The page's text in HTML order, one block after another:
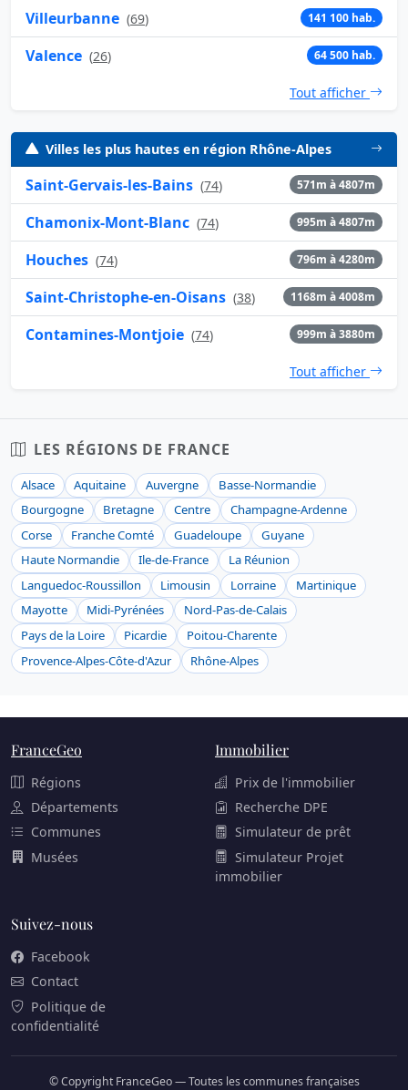
Villeurbanne (69) 141 100 hab.
Valence (26) 64 500 hab.
Tout afficher
Villes les plus hautes en région Rhône-Alpes
Saint-Gervais-les-Bains (74) 571m à 4807m
Chamonix-Mont-Blanc (74) 995m à 4807m
Houches (74) 796m à 4280m
Saint-Christophe-en-Oisans (38) 1168m à 4008m
Contamines-Montjoie (74) 999m à 3880m
Tout afficher
LES RÉGIONS DE FRANCE
Alsace Aquitaine Auvergne
Basse-Normandie
Bourgogne
Bretagne Centre
Champagne-Ardenne
Corse
Franche Comté Guadeloupe
Guyane
Haute Normandie
Ile-de-France
La Réunion
Languedoc-Roussillon
Limousin Lorraine
Martinique
Mayotte
Midi-Pyrénées
Nord-Pas-de-Calais
Pays de la Loire
Picardie
Poitou-Charente
Provence-Alpes-Côte-d'Azur
Rhône-Alpes
FranceGeo
Régions
Départements
Communes
Musées
Immobilier
Prix de l'immobilier
Recherche DPE
Simulateur de prêt
Simulateur Projet
immobilier
Suivez-nous
Facebook
Contact
Politique de
confidentialité
© Copyright FranceGeo — Toutes les communes françaises